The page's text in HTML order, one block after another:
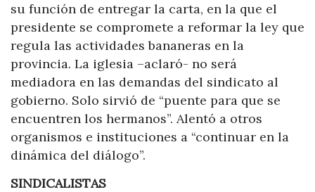
su función de entregar la carta, en la que el
presidente se compromete a reformar la ley que
regula las actividades bananeras en la
provincia. La iglesia –aclaró- no será
mediadora en las demandas del sindicato al
gobierno. Solo sirvió de “puente para que se
encuentren los hermanos”. Alentó a otros
organismos e instituciones a “continuar en la
dinámica del diálogo”.
SINDICALISTAS